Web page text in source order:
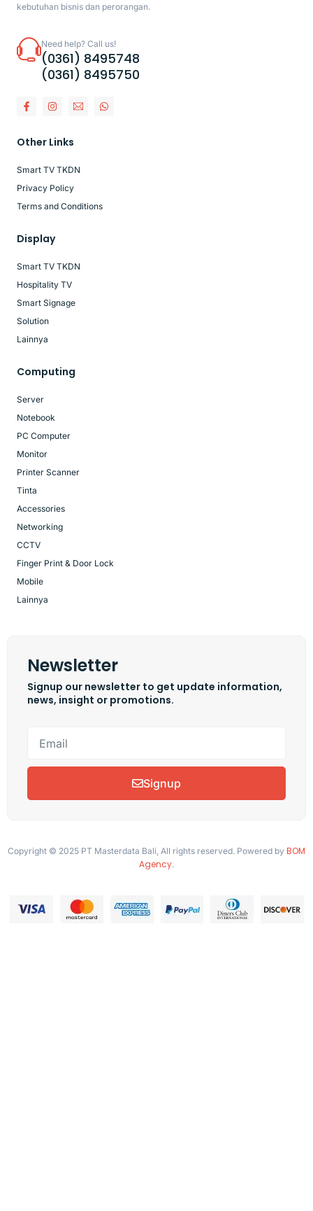
kebutuhan bisnis dan perorangan.
Need help? Call us!
(0361) 8495748
(0361) 8495750
Other Links
Smart TV TKDN
Privacy Policy
Terms and Conditions
Display
Smart TV TKDN
Hospitality TV
Smart Signage
Solution
Lainnya
Computing
Server
Notebook
PC Computer
Monitor
Printer Scanner
Tinta
Accessories
Networking
CCTV
Finger Print & Door Lock
Mobile
Lainnya
Newsletter
Signup our newsletter to get update information,
news, insight or promotions.
Signup
Copyright © 2025 PT Masterdata Bali, All rights reserved. Powered by BOM
Agency.